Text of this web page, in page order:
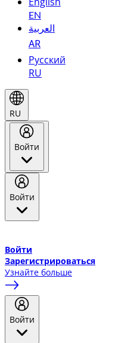
EN
العربية
AR
Русский
RU
RU
Войти
Войти
Войти
Зарегистрироваться
Узнайте больше
Войти